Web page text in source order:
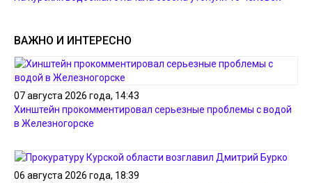
ВАЖНО И ИНТЕРЕСНО
07 августа 2026 года, 14:43
Хинштейн прокомментировал серьезные проблемы с водой
в Железногорске
06 августа 2026 года, 18:39